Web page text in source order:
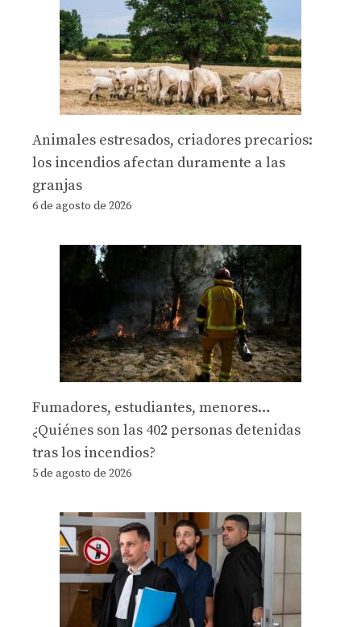
Animales estresados, criadores precarios:
los incendios afectan duramente a las
granjas
6 de agosto de 2026
Fumadores, estudiantes, menores…
¿Quiénes son las 402 personas detenidas
tras los incendios?
5 de agosto de 2026